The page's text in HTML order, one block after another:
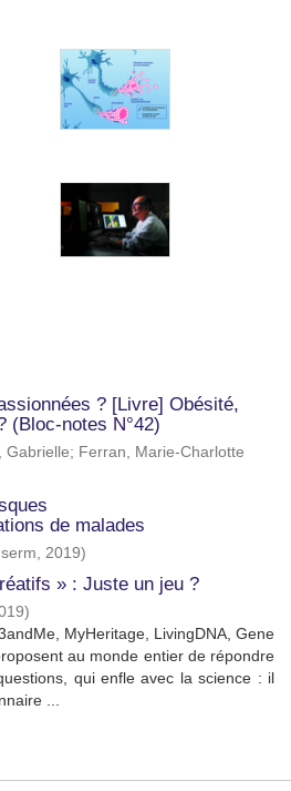
? [Livre] Obésité,
(Bloc-notes N°42)
Gabrielle; Ferran, Marie-Charlotte
de malades
, 2019)
» : Juste un jeu ?
)
MyHeritage, LivingDNA, Gene
au monde entier de répondre
qui enfle avec la science : il
...